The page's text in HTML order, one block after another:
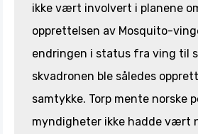
ikke vært involvert i planene
opprettelsen av Mosquito-
endringen i status fra ving til
skvadronen ble således
samtykke. Torp mente norske
myndigheter ikke hadde vært